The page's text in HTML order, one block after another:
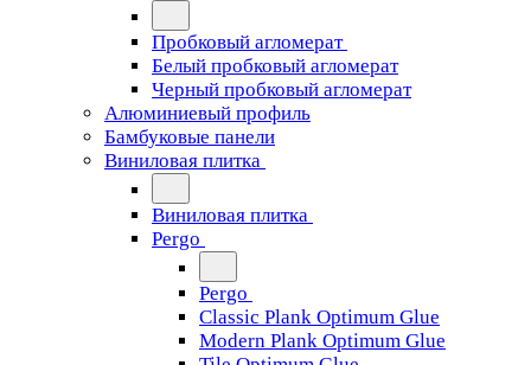
Пробковый агломерат
Белый пробковый агломерат
Черный пробковый агломерат
Алюминиевый профиль
Бамбуковые панели
Виниловая плитка
Виниловая плитка
Pergo
Pergo
Classic Plank Optimum Glue
Modern Plank Optimum Glue